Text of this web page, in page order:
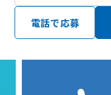
電話で応募